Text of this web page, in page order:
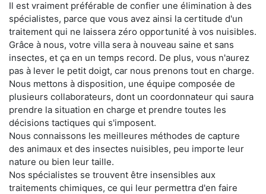
Il est vraiment préférable de confier une élimination à des
spécialistes, parce que vous avez ainsi la certitude d'un
traitement qui ne laissera zéro opportunité à vos nuisibles.
Grâce à nous, votre villa sera à nouveau saine et sans
insectes, et ça en un temps record. De plus, vous n'aurez
pas à lever le petit doigt, car nous prenons tout en charge.
Nous mettons à disposition, une équipe composée de
plusieurs collaborateurs, dont un coordonnateur qui saura
prendre la situation en charge et prendre toutes les
décisions tactiques qui s'imposent.
Nous connaissons les meilleures méthodes de capture
des animaux et des insectes nuisibles, peu importe leur
nature ou bien leur taille.
Nos spécialistes se trouvent être insensibles aux
traitements chimiques, ce qui leur permettra d'en faire